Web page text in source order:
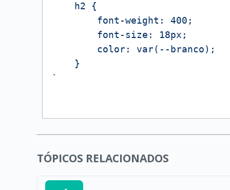
    h2 {
        font-weight: 400;
        font-size: 18px;
        color: var(--branco);
    }
`
TÓPICOS RELACIONADOS